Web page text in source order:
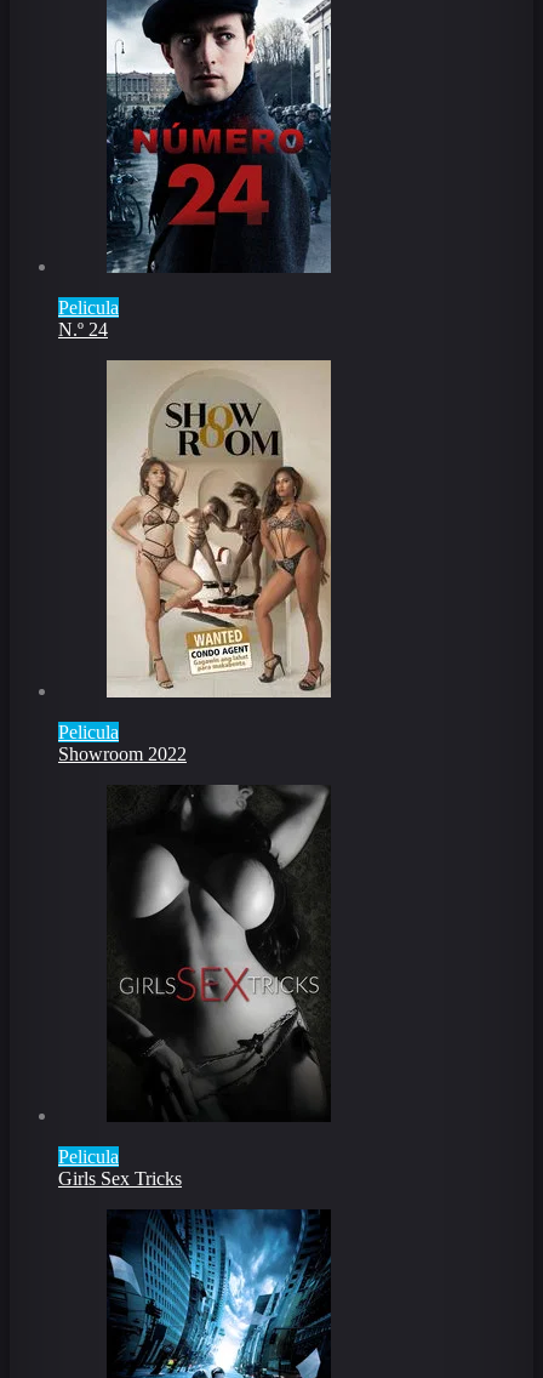
Pelicula
N.º 24
Pelicula
Showroom 2022
Pelicula
Girls Sex Tricks